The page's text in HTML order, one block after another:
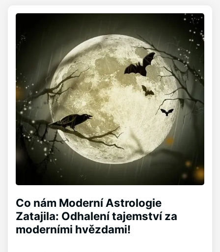
Co nám Moderní Astrologie
Zatajila: Odhalení tajemství za
moderními hvězdami!